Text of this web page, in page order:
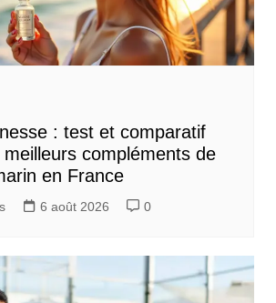
: test et comparatif
compléments de
en France
6 août 2026 0